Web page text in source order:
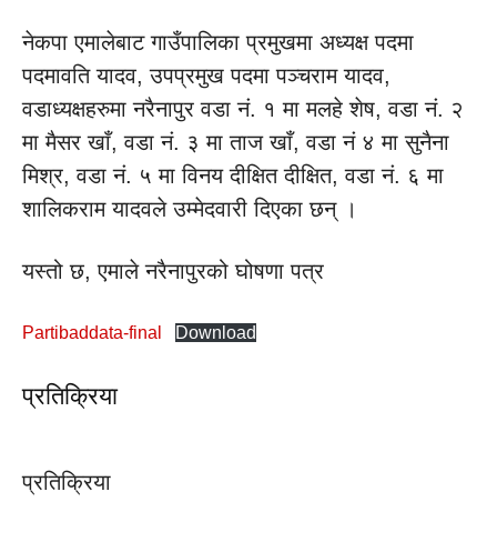
नेकपा एमालेबाट गाउँपालिका प्रमुखमा अध्यक्ष पदमा
पदमावति यादव, उपप्रमुख पदमा पञ्चराम यादव,
वडाध्यक्षहरुमा नरैनापुर वडा नं. १ मा मलहे शेष, वडा नं. २
मा मैसर खाँ, वडा नं. ३ मा ताज खाँ, वडा नं ४ मा सुनैना
मिश्र, वडा नं. ५ मा विनय दीक्षित दीक्षित, वडा नं. ६ मा
शालिकराम यादवले उम्मेदवारी दिएका छन् ।
यस्तो छ, एमाले नरैनापुरको घोषणा पत्र
Partibaddata-final Download
प्रतिक्रिया
प्रतिक्रिया